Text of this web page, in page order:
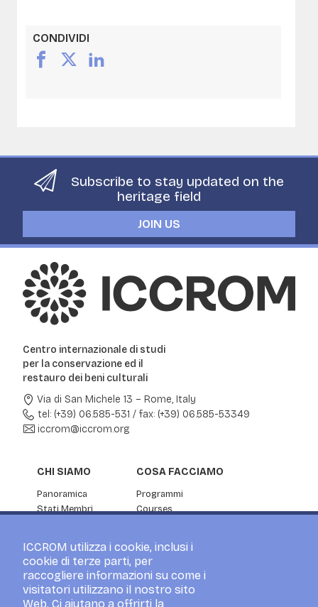
CONDIVIDI
Subscribe to stay updated on the
heritage field
JOIN US
Centro internazionale di studi
per la conservazione ed il
restauro dei beni culturali
Via di San Michele 13 – Rome, Italy
tel: (+39) 06.585-531 / fax: (+39) 06.585-53349
iccrom@iccrom.org
CHI SIAMO
Panoramica
Stati Membri
COSA FACCIAMO
Programmi
Courses
NOTIZIE ED EVENTI
Notizie
Eventi
ICCROM utilizza i cookie, inclusi i
cookie di terze parti, per
raccogliere informazioni su come i
visitatori utilizzano il nostro sito
Web. Ci aiutano a offrirti la